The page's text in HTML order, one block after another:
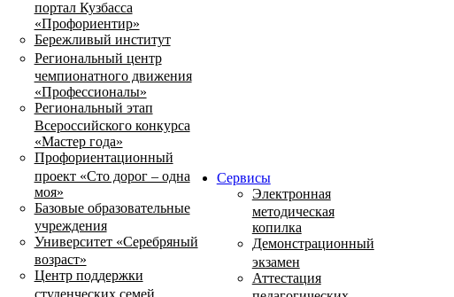
портал Кузбасса
«Профориентир»
Бережливый институт
Региональный центр
чемпионатного движения
«Профессионалы»
Региональный этап
Всероссийского конкурса
«Мастер года»
Профориентационный
проект «Сто дорог – одна
моя»
Базовые образовательные
учреждения
Университет «Серебряный
возраст»
Центр поддержки
студенческих семей
Сервисы
Электронная
методическая
копилка
Демонстрационный
экзамен
Аттестация